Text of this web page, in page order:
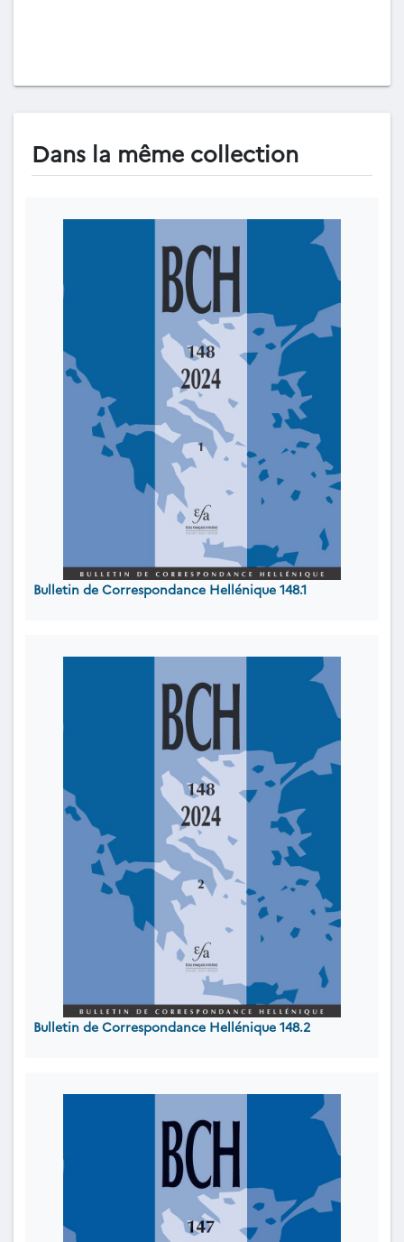
Dans la même collection
Bulletin de Correspondance Hellénique 148.1
Bulletin de Correspondance Hellénique 148.2